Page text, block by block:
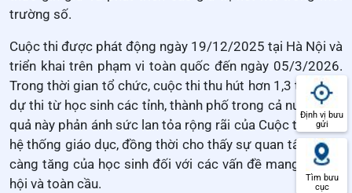
trường số.
Cuộc thi được phát động ngày 19/12/2025 tại Hà Nội và
triển khai trên phạm vi toàn quốc đến ngày 05/3/2026.
Trong thời gian tổ chức, cuộc thi thu hút hơn 1,3 triệu bài
dự thi từ học sinh các tỉnh, thành phố trong cả nước. Kết
quả này phản ánh sức lan tỏa rộng rãi của Cuộc thi trong
hệ thống giáo dục, đồng thời cho thấy sự quan tâm ngày
càng tăng của học sinh đối với các vấn đề mang tính xã
hội và toàn cầu.
Định vị bưu
gửi
Tìm bưu
cục